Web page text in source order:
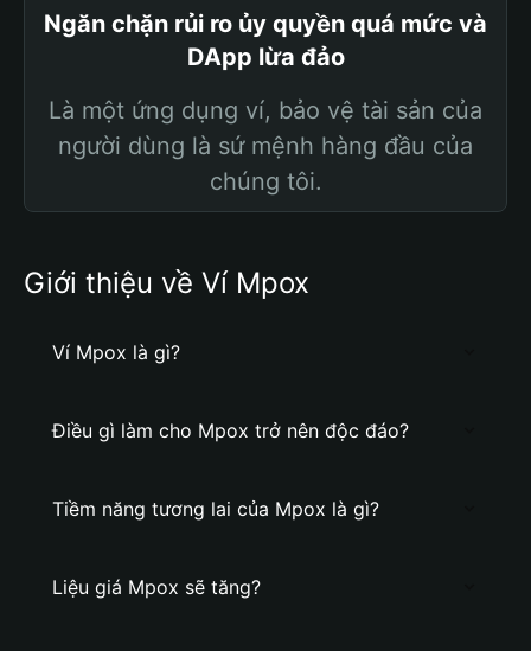
Ngăn chặn rủi ro ủy quyền quá mức và
DApp lừa đảo
Là một ứng dụng ví, bảo vệ tài sản của
người dùng là sứ mệnh hàng đầu của
chúng tôi.
Giới thiệu về Ví Mpox
Ví Mpox là gì?
Điều gì làm cho Mpox trở nên độc đáo?
Tiềm năng tương lai của Mpox là gì?
Liệu giá Mpox sẽ tăng?